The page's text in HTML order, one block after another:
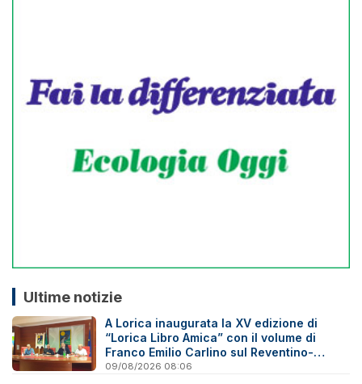
Ultime notizie
A Lorica inaugurata la XV edizione di
“Lorica Libro Amica” con il volume di
Franco Emilio Carlino sul Reventino-
Savuto
09/08/2026 08:06